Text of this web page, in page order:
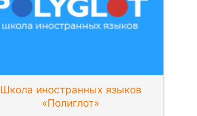
Школа иностранных языков
«Полиглот»